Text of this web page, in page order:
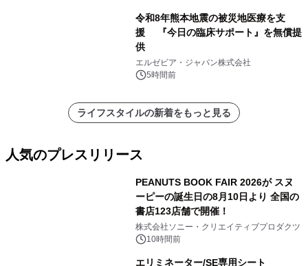
令和8年熊本地震の被災地医療を支
援 『今日の臨床サポート』を無償提
供
エルゼビア・ジャパン株式会社
5時間前
ライフスタイルの新着をもっと見る
人気のプレスリリース
PEANUTS BOOK FAIR 2026が スヌ
ーピーの誕生日の8月10日より 全国の
書店123店舗で開催！
株式会社ソニー・クリエイティブプロダクツ
10時間前
エリミネーター/SE専用シート